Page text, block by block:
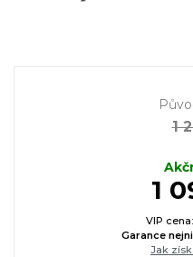
1
1
VIP
Garance
Jak